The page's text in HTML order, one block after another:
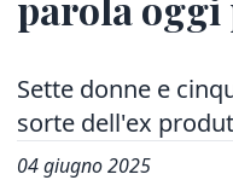
Sette donne e
sorte dell'ex
04 giugno 2025